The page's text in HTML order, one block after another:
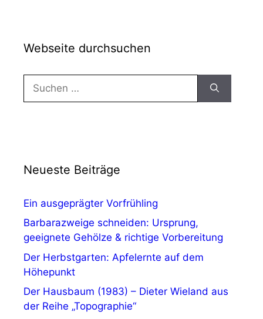
Webseite durchsuchen
nach:
Neueste Beiträge
Ein ausgeprägter Vorfrühling
Barbarazweige schneiden: Ursprung,
geeignete Gehölze & richtige Vorbereitung
Der Herbstgarten: Apfelernte auf dem
Höhepunkt
Der Hausbaum (1983) – Dieter Wieland aus
der Reihe „Topographie“